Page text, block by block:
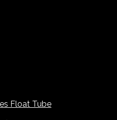
Float Tube